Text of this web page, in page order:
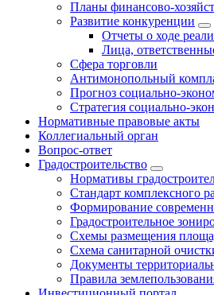
Планы финансово-
Развитие конкуренции
Отчеты о ходе
Лица,
Сфера торговли
Антимонопольный
Прогноз социально-
Стратегия социально-
Нормативные правовые акты
Коллегиальный орган
Вопрос-ответ
Градостроительство
Нормативы
Стандарт комплексного
Формирование
Градостроительное
Схемы размещения
Схема санитарной
Документы
Правила